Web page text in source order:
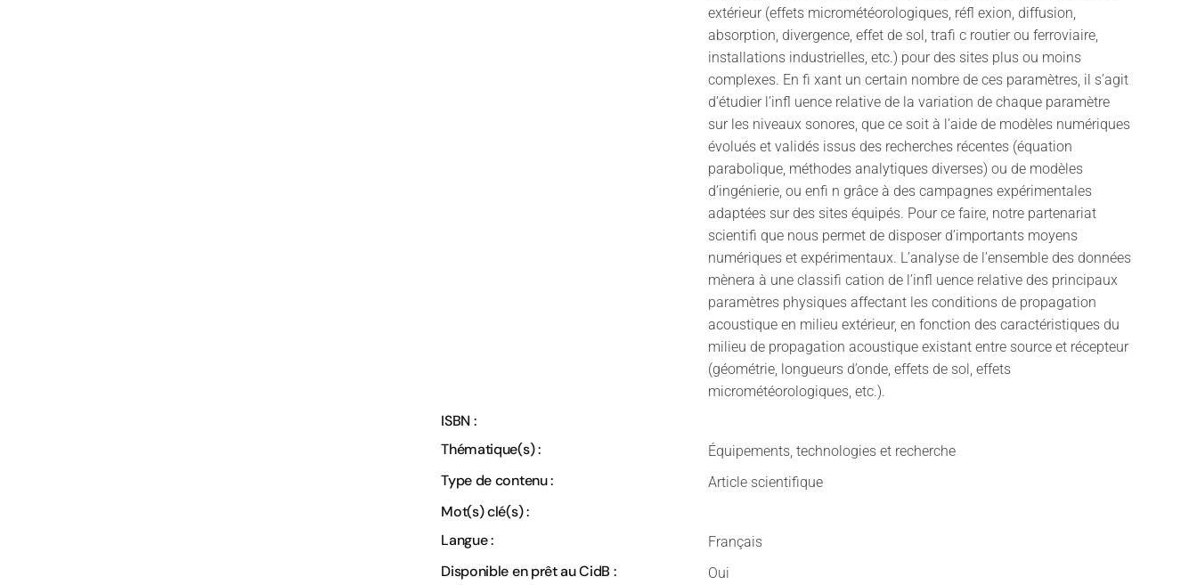
extérieur (effets micrométéorologiques, réfl exion, diffusion,
absorption, divergence, effet de sol, trafi c routier ou ferroviaire,
installations industrielles, etc.) pour des sites plus ou moins
complexes. En fi xant un certain nombre de ces paramètres, il s’agit
d’étudier l’infl uence relative de la variation de chaque paramètre
sur les niveaux sonores, que ce soit à l’aide de modèles numériques
évolués et validés issus des recherches récentes (équation
parabolique, méthodes analytiques diverses) ou de modèles
d’ingénierie, ou enfi n grâce à des campagnes expérimentales
adaptées sur des sites équipés. Pour ce faire, notre partenariat
scientifi que nous permet de disposer d’importants moyens
numériques et expérimentaux. L’analyse de l’ensemble des données
mènera à une classifi cation de l’infl uence relative des principaux
paramètres physiques affectant les conditions de propagation
acoustique en milieu extérieur, en fonction des caractéristiques du
milieu de propagation acoustique existant entre source et récepteur
(géométrie, longueurs d’onde, effets de sol, effets
micrométéorologiques, etc.).
ISBN :
Thématique(s) :
Équipements, technologies et recherche
Type de contenu : Article scientifique
Mot(s) clé(s) :
Langue :
Français
Disponible en prêt au CidB : Oui